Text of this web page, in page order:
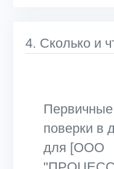
4. Сколько и
Первичные
поверки в
для [ООО